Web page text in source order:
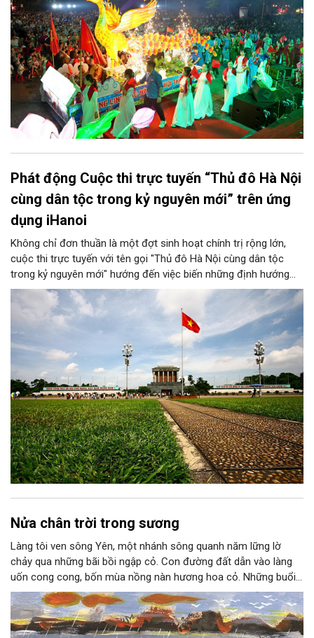
Phát động Cuộc thi trực tuyến “Thủ đô Hà Nội
cùng dân tộc trong kỷ nguyên mới” trên ứng
dụng iHanoi
Không chỉ đơn thuần là một đợt sinh hoạt chính trị rộng lớn,
cuộc thi trực tuyến với tên gọi "Thủ đô Hà Nội cùng dân tộc
trong kỷ nguyên mới" hướng đến việc biến những định hướng
chiến lược trong Nghị quyết số 02-NQ/TW của Bộ Chính trị
thành niềm tin, thành nhận thức chung của mỗi người dân.
Nửa chân trời trong sương
Làng tôi ven sông Yên, một nhánh sông quanh năm lững lờ
chảy qua những bãi bồi ngập cỏ. Con đường đất dẫn vào làng
uốn cong cong, bốn mùa nồng nàn hương hoa cỏ. Những buổi
hoàng hôn, khi nắng đã dịu xuống phía cuối sông, đám hoa tím
lại thẫm màu như có ai vừa rắc lên một lớp khói.